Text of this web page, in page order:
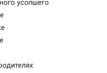
усопшего